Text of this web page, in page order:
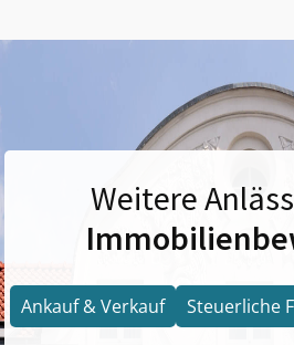
Weitere
Ankauf & Verkauf Steuerliche